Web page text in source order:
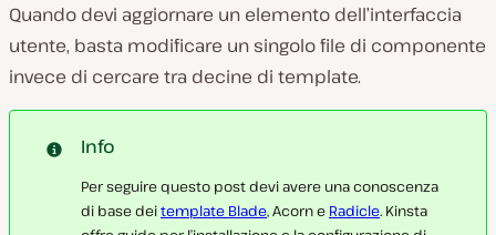
Quando devi aggiornare un elemento dell’interfaccia
utente, basta modificare un singolo file di componente
invece di cercare tra decine di template.
Info
Per seguire questo post devi avere una conoscenza
di base deitemplate Blade, Acorn e Radicle. Kinsta